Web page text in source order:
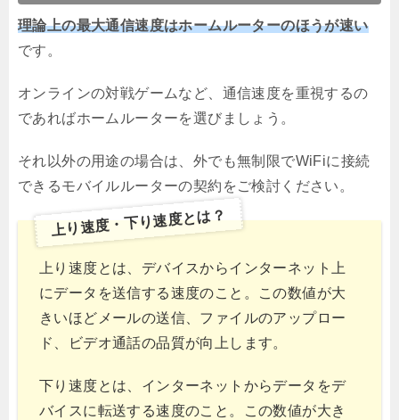
理論上の最大通信速度はホームルーターのほうが速い
です。
オンラインの対戦ゲームなど、通信速度を重視するの
であればホームルーターを選びましょう。
それ以外の用途の場合は、外でも無制限でWiFiに接続
できるモバイルルーターの契約をご検討ください。
上り速度・下り速度とは？
上り速度とは、デバイスからインターネット上
にデータを送信する速度のこと。この数値が大
きいほどメールの送信、ファイルのアップロー
ド、ビデオ通話の品質が向上します。
下り速度とは、インターネットからデータをデ
バイスに転送する速度のこと。この数値が大き